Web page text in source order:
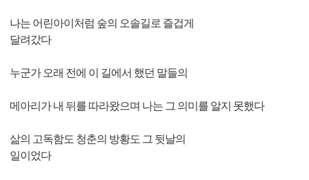
나는 어린아이처럼 숲의 오솔길로 즐겁게
달려갔다
누군가 오래 전에 이 길에서 했던 말들의
메아리가 내 뒤를 따라왔으며 나는 그 의미를 알지 못했다
삶의 고독함도 청춘의 방황도 그 뒷날의
일이었다